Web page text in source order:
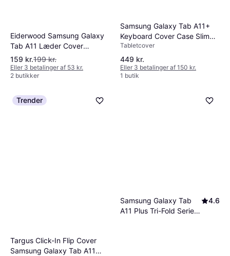
Eiderwood Samsung Galaxy
Tab A11 Læder Cover
Lyseblå
159 kr.199 kr.
Eller 3 betalinger af 53 kr.
2 butikker
Samsung Galaxy Tab A11+
Keyboard Cover Case Slim
USB-C
Tabletcover
449 kr.
Eller 3 betalinger af 150 kr.
1 butik
Trender
Targus Click-In Flip Cover
Samsung Galaxy Tab A11
Samsung Galaxy Tab
A11 Plus Tri-Fold Series
4.6